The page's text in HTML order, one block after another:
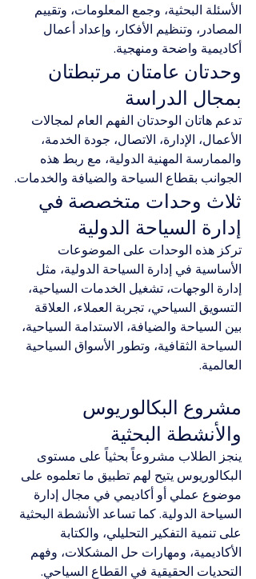
الأسئلة البحثية، وجمع المعلومات، وتقييم
المصادر، وتنظيم الأفكار، وإعداد أعمال
أكاديمية واضحة ومنهجية.
وحدتان عامتان مرتبطتان
بمجال الدراسة
تدعم هاتان الوحدتان الفهم العام لمجالات
الأعمال، الإدارة، الاتصال، جودة الخدمة،
والممارسة المهنية الدولية، مع ربط هذه
الجوانب بقطاع السياحة والضيافة والخدمات.
ثلاث وحدات متخصصة في
إدارة السياحة الدولية
تركز هذه الوحدات على الموضوعات
الأساسية في إدارة السياحة الدولية، مثل
إدارة الوجهات، تشغيل الخدمات السياحية،
التسويق السياحي، تجربة العملاء، العلاقة
بين السياحة والضيافة، الاستدامة السياحية،
السياحة الثقافية، وتطور الأسواق السياحية
العالمية.
مشروع البكالوريوس
والأنشطة البحثية
ينجز الطلاب مشروعاً بحثياً على مستوى
البكالوريوس يتيح لهم تطبيق ما تعلموه على
موضوع عملي أو أكاديمي في مجال إدارة
السياحة الدولية. كما تساعد الأنشطة البحثية
على تنمية التفكير التحليلي، والكتابة
الأكاديمية، ومهارات حل المشكلات، وفهم
التحديات الحقيقية في القطاع السياحي.